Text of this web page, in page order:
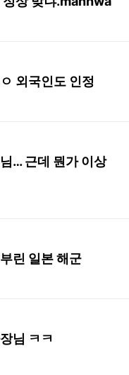
외국인도 인정
… 근데 뭔가 이상
린 일본 해군
님 ㅋㅋ